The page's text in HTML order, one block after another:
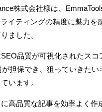
株式会社様は、
イティングの精度に魅力を
ました。
品質が可視化されたスコ
が担保でき、狙っていきたい
います。
に高品質な記事を効率よく作